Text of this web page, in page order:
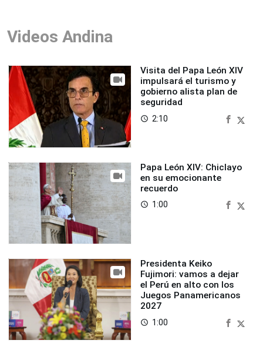
Videos Andina
Visita del Papa León XIV
impulsará el turismo y
gobierno alista plan de
seguridad
access_time 2:10
Papa León XIV: Chiclayo
en su emocionante
recuerdo
access_time 1:00
Presidenta Keiko
Fujimori: vamos a dejar
el Perú en alto con los
Juegos Panamericanos
2027
access_time 1:00